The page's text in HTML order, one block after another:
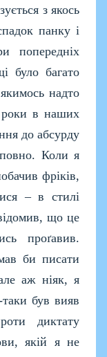
з якось
панку і
попередніх
було багато
надто
роки в наших
до абсурду
Коли я
фріків,
– в стилі
що це
проґавив.
би писати
аж ніяк, я
був вияв
диктату
якій я не